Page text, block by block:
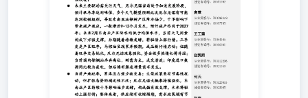
值，多个天气模型预测此次厄尔尼诺有可能达到较强级别，
产区降水偏少，干旱影响下带来减产效应，一般滞后9-12个
用于2027年；未来2周东南亚产区降水均低于均值水平，当
强支撑，后期随着持续发酵，将驱动上涨行情。三季度是产
现累库预期，或压制行情启动；但随着旺季交易钝化，厄尔
金做多热情也将升温；当前国内棕榈油库存高位，刚需为主
进口数据同比较为疲软，但后续有潜在增量需求发生。 高慧